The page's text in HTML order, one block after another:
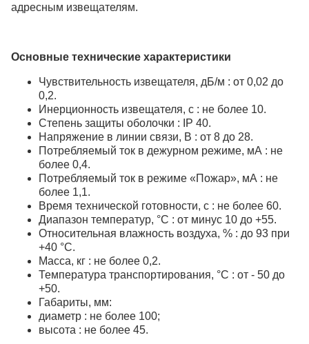
адресным извещателям.
Основные технические характеристики
Чувствительность извещателя, дБ/м : от 0,02 до
0,2.
Инерционность извещателя, с : не более 10.
Степень защиты оболочки : IP 40.
Напряжение в линии связи, В : от 8 до 28.
Потребляемый ток в дежурном режиме, мА : не
более 0,4.
Потребляемый ток в режиме «Пожар», мА : не
более 1,1.
Время технической готовности, с : не более 60.
Диапазон температур, °С : от минус 10 до +55.
Относительная влажность воздуха, % : до 93 при
+40 °С.
Масса, кг : не более 0,2.
Температура транспортирования, °С : от - 50 до
+50.
Габариты, мм:
диаметр : не более 100;
высота : не более 45.